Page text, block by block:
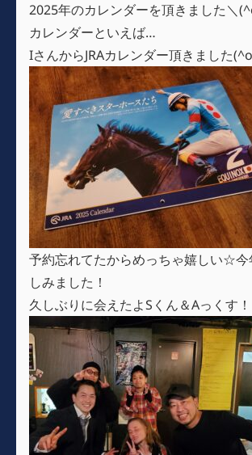
2025年のカレンダーを頂きました＼
カレンダーといえば…
IさんからJRAカレンダー頂きました
予約忘れてたからめっちゃ嬉しい☆
しみました！
久しぶりに会えたよSくん＆Aっくす！